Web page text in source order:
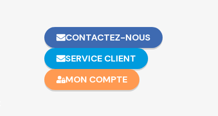
CONTACTEZ-NOUS
SERVICE CLIENT
MON COMPTE